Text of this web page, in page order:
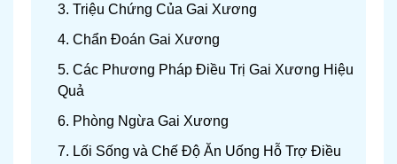
3. Triệu Chứng Của Gai Xương
4. Chẩn Đoán Gai Xương
5. Các Phương Pháp Điều Trị Gai Xương Hiệu
Quả
6. Phòng Ngừa Gai Xương
7. Lối Sống và Chế Độ Ăn Uống Hỗ Trợ Điều